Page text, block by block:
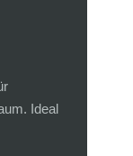
mit
Ideal